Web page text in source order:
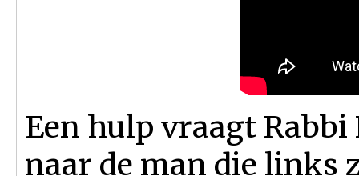
Een hulp vraagt
naar de man die links